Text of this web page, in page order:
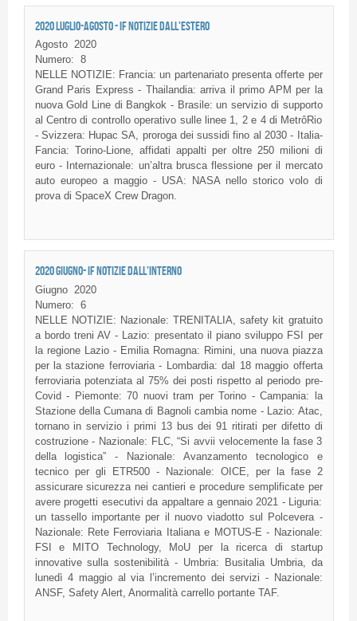
2020 LUGLIO-AGOSTO - IF NOTIZIE DALL'ESTERO
Agosto 2020
Numero: 8
NELLE NOTIZIE: Francia: un partenariato presenta offerte per
Grand Paris Express - Thailandia: arriva il primo APM per la
nuova Gold Line di Bangkok - Brasile: un servizio di supporto
al Centro di controllo operativo sulle linee 1, 2 e 4 di MetrôRio
- Svizzera: Hupac SA, proroga dei sussidi fino al 2030 - Italia-
Fancia: Torino-Lione, affidati appalti per oltre 250 milioni di
euro - Internazionale: un’altra brusca flessione per il mercato
auto europeo a maggio - USA: NASA nello storico volo di
prova di SpaceX Crew Dragon.
2020 GIUGNO- IF NOTIZIE DALL'INTERNO
Giugno 2020
Numero: 6
NELLE NOTIZIE: Nazionale: TRENITALIA, safety kit gratuito
a bordo treni AV - Lazio: presentato il piano sviluppo FSI per
la regione Lazio - Emilia Romagna: Rimini, una nuova piazza
per la stazione ferroviaria - Lombardia: dal 18 maggio offerta
ferroviaria potenziata al 75% dei posti rispetto al periodo pre-
Covid - Piemonte: 70 nuovi tram per Torino - Campania: la
Stazione della Cumana di Bagnoli cambia nome - Lazio: Atac,
tornano in servizio i primi 13 bus dei 91 ritirati per difetto di
costruzione - Nazionale: FLC, “Si avvii velocemente la fase 3
della logistica” - Nazionale: Avanzamento tecnologico e
tecnico per gli ETR500 - Nazionale: OICE, per la fase 2
assicurare sicurezza nei cantieri e procedure semplificate per
avere progetti esecutivi da appaltare a gennaio 2021 - Liguria:
un tassello importante per il nuovo viadotto sul Polcevera -
Nazionale: Rete Ferroviaria Italiana e MOTUS-E - Nazionale:
FSI e MITO Technology, MoU per la ricerca di startup
innovative sulla sostenibilità - Umbria: Busitalia Umbria, da
lunedì 4 maggio al via l’incremento dei servizi - Nazionale:
ANSF, Safety Alert, Anormalità carrello portante TAF.